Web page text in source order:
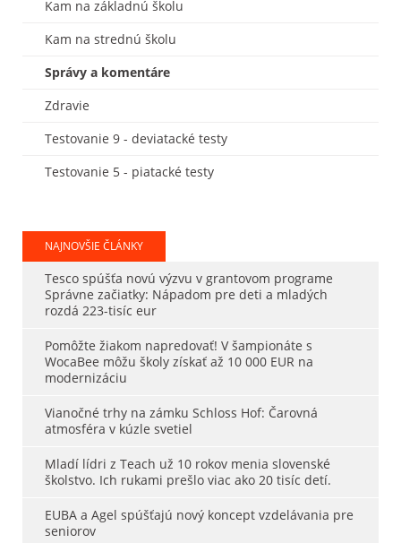
Kam na základnú školu
Kam na strednú školu
Správy a komentáre
Zdravie
Testovanie 9 - deviatacké testy
Testovanie 5 - piatacké testy
NAJNOVŠIE ČLÁNKY
Tesco spúšťa novú výzvu v grantovom programe
Správne začiatky: Nápadom pre deti a mladých
rozdá 223-tisíc eur
Pomôžte žiakom napredovať! V šampionáte s
WocaBee môžu školy získať až 10 000 EUR na
modernizáciu
Vianočné trhy na zámku Schloss Hof: Čarovná
atmosféra v kúzle svetiel
Mladí lídri z Teach už 10 rokov menia slovenské
školstvo. Ich rukami prešlo viac ako 20 tisíc detí.
EUBA a Agel spúšťajú nový koncept vzdelávania pre
seniorov